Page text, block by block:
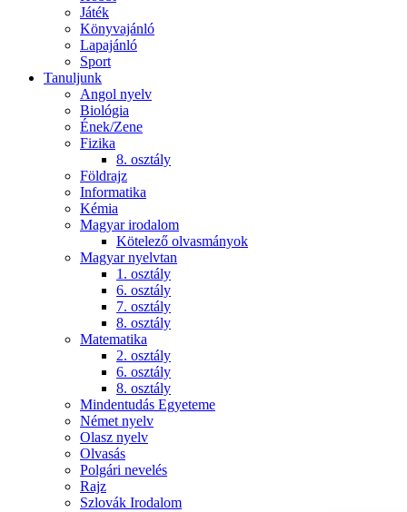
Játék
Könyvajánló
Lapajánló
Sport
Tanuljunk
Angol nyelv
Biológia
Ének/Zene
Fizika
8. osztály
Földrajz
Informatika
Kémia
Magyar irodalom
Kötelező olvasmányok
Magyar nyelvtan
1. osztály
6. osztály
7. osztály
8. osztály
Matematika
2. osztály
6. osztály
8. osztály
Mindentudás Egyeteme
Német nyelv
Olasz nyelv
Olvasás
Polgári nevelés
Rajz
Szlovák Irodalom